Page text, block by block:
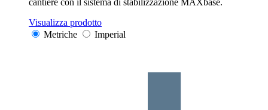
cantiere con il sistema di stabilizzazione MAXbase.
Visualizza prodotto
Metriche
Imperial